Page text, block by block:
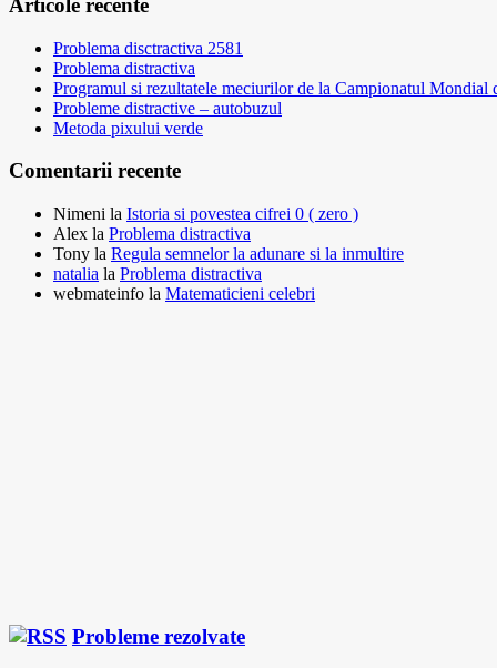
Articole recente
Problema disctractiva 2581
Problema distractiva
Programul si rezultatele meciurilor de la Campionatul Mondial
Probleme distractive – autobuzul
Metoda pixului verde
Comentarii recente
Nimeni la Istoria si povestea cifrei 0 ( zero )
Alex la Problema distractiva
Tony la Regula semnelor la adunare si la inmultire
natalia la Problema distractiva
webmateinfo la Matematicieni celebri
Probleme rezolvate